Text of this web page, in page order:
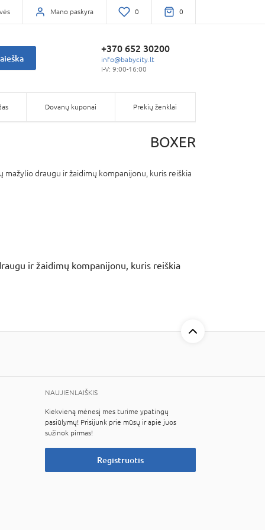
Mano paskyra 0 0
+370 652 30200
info@babycity.lt
I-V: 9:00-16:00
Dovanų kuponai Prekių ženklai
BOXER
mažylio draugu ir žaidimų kompanijonu, kuris reiškia
ir žaidimų kompanijonu, kuris reiškia
NAUJIENLAIŠKIS
Kiekvieną mėnesį mes turime ypatingų
pasiūlymų! Prisijunk prie mūsų ir apie juos
sužinok pirmas!
Registruotis